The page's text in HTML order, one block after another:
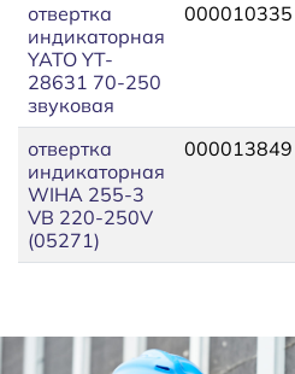
отвертка
индикаторная
YATO YT-
28631 70-250
звуковая
000010335
отвертка
индикаторная
WIHA 255-3
VB 220-250V
(05271)
000013849